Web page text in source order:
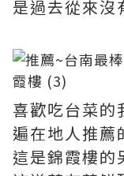
是過去從來沒
喜歡吃台菜的
遍在地人推薦
這是錦霞樓的